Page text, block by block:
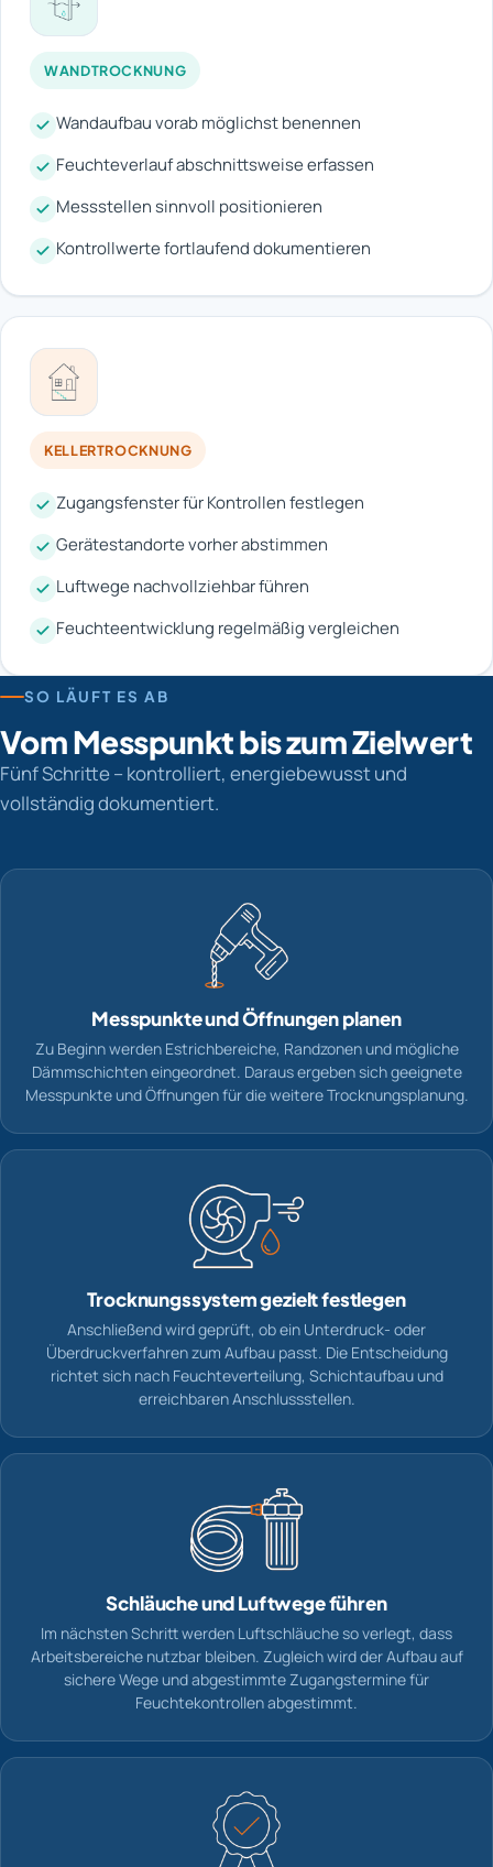
WANDTROCKNUNG
Wandaufbau vorab möglichst benennen
Feuchteverlauf abschnittsweise erfassen
Messstellen sinnvoll positionieren
Kontrollwerte fortlaufend dokumentieren
KELLERTROCKNUNG
Zugangsfenster für Kontrollen festlegen
Gerätestandorte vorher abstimmen
Luftwege nachvollziehbar führen
Feuchteentwicklung regelmäßig vergleichen
SO LÄUFT ES AB
Vom Messpunkt bis zum Zielwert
Fünf Schritte – kontrolliert, energiebewusst und
vollständig dokumentiert.
Messpunkte und Öffnungen planen
Zu Beginn werden Estrichbereiche, Randzonen und mögliche
Dämmschichten eingeordnet. Daraus ergeben sich geeignete
Messpunkte und Öffnungen für die weitere Trocknungsplanung.
Trocknungssystem gezielt festlegen
Anschließend wird geprüft, ob ein Unterdruck- oder
Überdruckverfahren zum Aufbau passt. Die Entscheidung
richtet sich nach Feuchteverteilung, Schichtaufbau und
erreichbaren Anschlussstellen.
Schläuche und Luftwege führen
Im nächsten Schritt werden Luftschläuche so verlegt, dass
Arbeitsbereiche nutzbar bleiben. Zugleich wird der Aufbau auf
sichere Wege und abgestimmte Zugangstermine für
Feuchtekontrollen abgestimmt.